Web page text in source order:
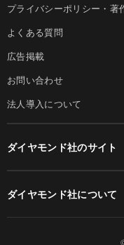
プライバシーポリシー・著
よくある質問
広告掲載
お問い合わせ
法人導入について
ダイヤモンド社のサイト
ダイヤモンド社について